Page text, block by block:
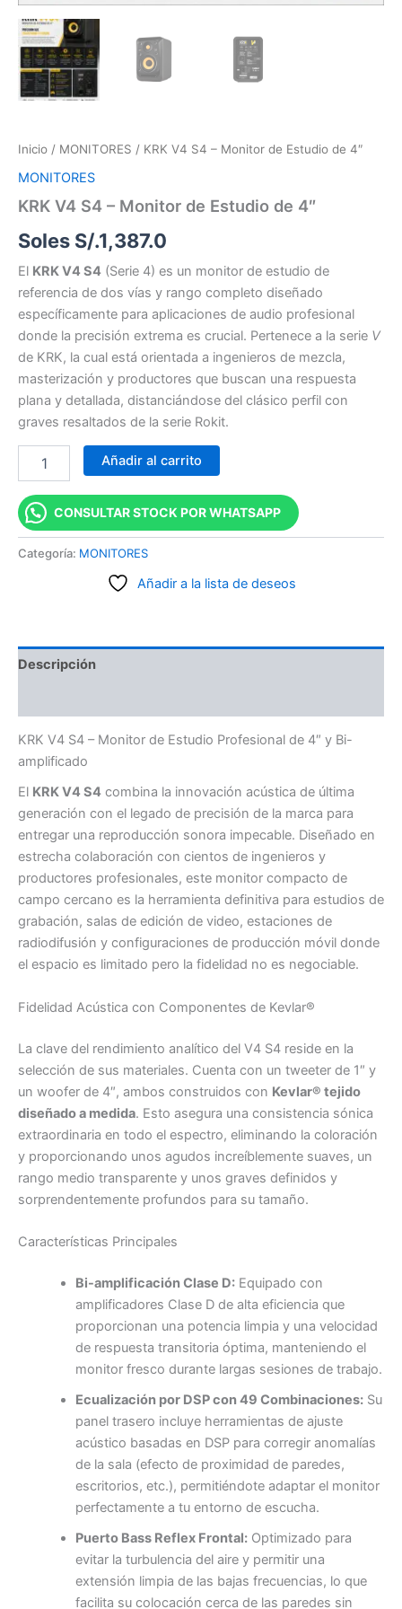
Inicio / MONITORES / KRK V4 S4 – Monitor de Estudio de 4″
MONITORES
KRK V4 S4 – Monitor de Estudio de 4″
Soles S/.1,387.0
El KRK V4 S4 (Serie 4) es un monitor de estudio de
referencia de dos vías y rango completo diseñado
específicamente para aplicaciones de audio profesional
donde la precisión extrema es crucial. Pertenece a la serie V
de KRK, la cual está orientada a ingenieros de mezcla,
masterización y productores que buscan una respuesta
plana y detallada, distanciándose del clásico perfil con
graves resaltados de la serie Rokit.
Añadir al carrito
CONSULTAR STOCK POR WHATSAPP
Categoría: MONITORES
Añadir a la lista de deseos
Descripción
KRK V4 S4 – Monitor de Estudio Profesional de 4″ y Bi-
amplificado
El KRK V4 S4 combina la innovación acústica de última
generación con el legado de precisión de la marca para
entregar una reproducción sonora impecable. Diseñado en
estrecha colaboración con cientos de ingenieros y
productores profesionales, este monitor compacto de
campo cercano es la herramienta definitiva para estudios de
grabación, salas de edición de video, estaciones de
radiodifusión y configuraciones de producción móvil donde
el espacio es limitado pero la fidelidad no es negociable.
Fidelidad Acústica con Componentes de Kevlar®
La clave del rendimiento analítico del V4 S4 reside en la
selección de sus materiales. Cuenta con un tweeter de 1″ y
un woofer de 4″, ambos construidos con Kevlar® tejido
diseñado a medida. Esto asegura una consistencia sónica
extraordinaria en todo el espectro, eliminando la coloración
y proporcionando unos agudos increíblemente suaves, un
rango medio transparente y unos graves definidos y
sorprendentemente profundos para su tamaño.
Características Principales
Bi-amplificación Clase D:Equipado con
amplificadores Clase D de alta eficiencia que
proporcionan una potencia limpia y una velocidad
de respuesta transitoria óptima, manteniendo el
monitor fresco durante largas sesiones de trabajo.
Ecualización por DSP con 49 Combinaciones:Su
panel trasero incluye herramientas de ajuste
acústico basadas en DSP para corregir anomalías
de la sala (efecto de proximidad de paredes,
escritorios, etc.), permitiéndote adaptar el monitor
perfectamente a tu entorno de escucha.
Puerto Bass Reflex Frontal:Optimizado para
evitar la turbulencia del aire y permitir una
extensión limpia de las bajas frecuencias, lo que
facilita su colocación cerca de las paredes sin